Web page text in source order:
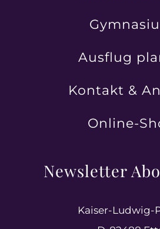
Ausflug
Kontakt &
Online-
Newsletter
Kaiser-Ludwig-